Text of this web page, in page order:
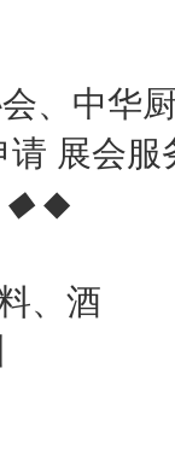
、中华
展会
◆◆
、酒